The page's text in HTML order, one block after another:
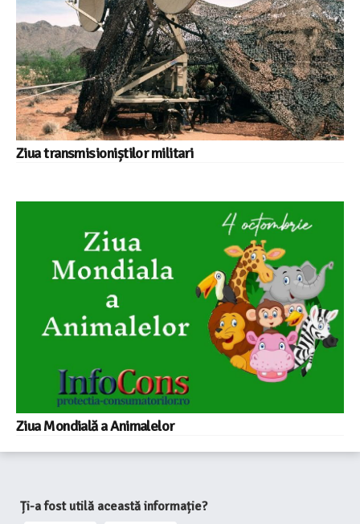
Ziua transmisioniștilor militari
Ziua Mondială a Animalelor
Ți-a fost utilă această informație?